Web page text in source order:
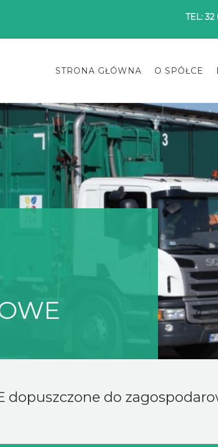
TEL: 32
STRONA GŁÓWNA O SPÓŁCE
dopuszczone do